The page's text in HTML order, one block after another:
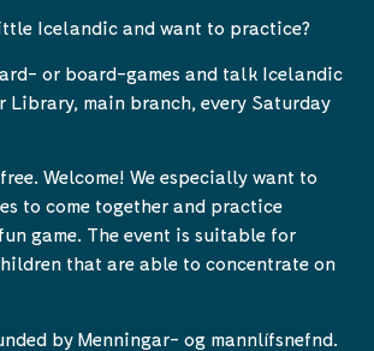
Icelandic and want to practice?
or board-games and talk Icelandic
Library, main branch, every Saturday
Welcome! We especially want to
to come together and practice
game. The event is suitable for
that are able to concentrate on
by Menningar- og mannlífsnefnd.